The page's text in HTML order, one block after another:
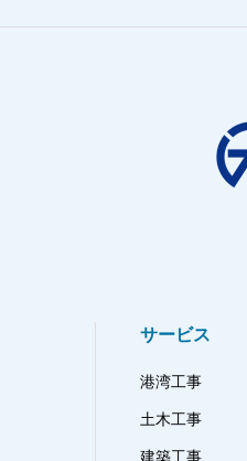
サービス
港湾工事
土木工事
建築工事